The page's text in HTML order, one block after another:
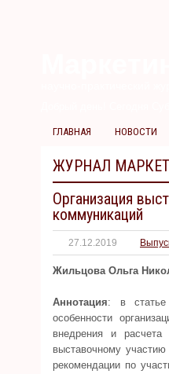
ГЛАВНАЯ НОВОСТИ
ЖУРНАЛ
Организация
коммуникаций
27.12.2019
Жильцова Ольга
Аннотация: в статье
особенности
внедрения и расчета
выставочному
рекомендации по